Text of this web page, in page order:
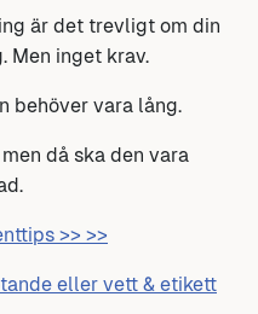
är det trevligt om din
Men inget krav.
behöver vara lång.
då ska den vara
>> >>
eller vett & etikett